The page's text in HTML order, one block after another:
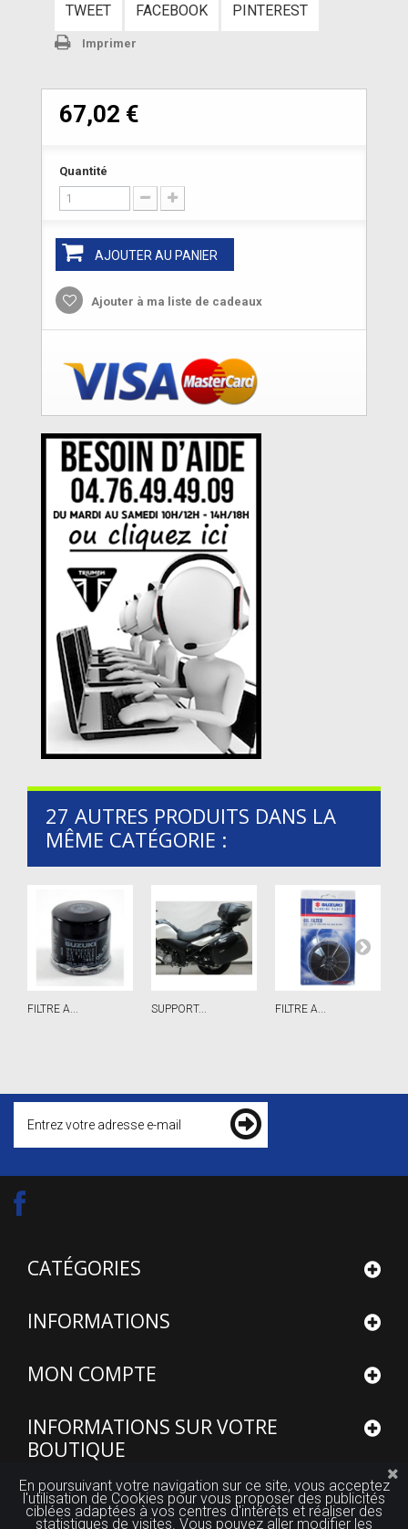
TWEET FACEBOOK PINTEREST
Imprimer
67,02 €
Quantité
AJOUTER AU PANIER
Ajouter à ma liste de cadeaux
27 AUTRES PRODUITS DANS LA
MÊME CATÉGORIE :
FILTRE A... SUPPORT... FILTRE A...
CATÉGORIES
INFORMATIONS
MON COMPTE
INFORMATIONS SUR VOTRE
BOUTIQUE
En poursuivant votre navigation sur ce site, vous acceptez
l'utilisation de Cookies pour vous proposer des publicités
ciblées adaptées à vos centres d'intérêts et réaliser des
statistiques de visites. Vous pouvez aller modifier les